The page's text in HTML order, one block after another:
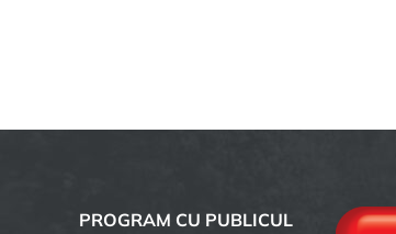
PROGRAM CU PUBLICUL